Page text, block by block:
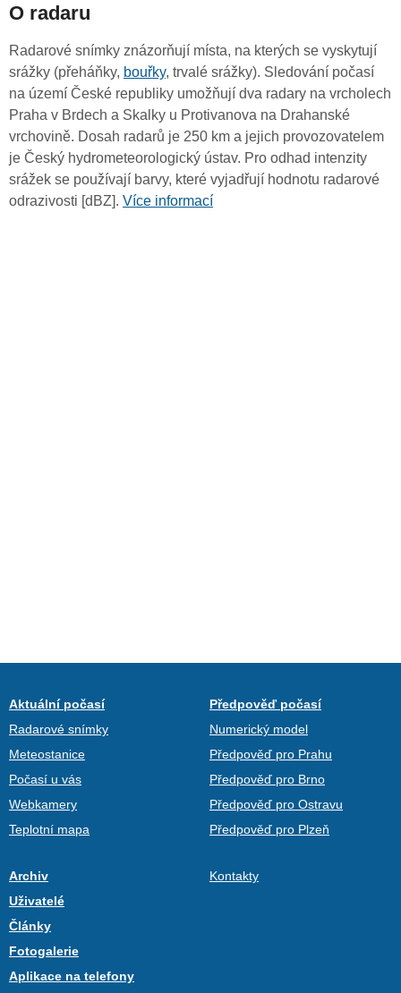
O radaru
Radarové snímky znázorňují místa, na kterých se vyskytují
srážky (přeháňky, bouřky, trvalé srážky). Sledování počasí
na území České republiky umožňují dva radary na vrcholech
Praha v Brdech a Skalky u Protivanova na Drahanské
vrchovině. Dosah radarů je 250 km a jejich provozovatelem
je Český hydrometeorologický ústav. Pro odhad intenzity
srážek se používají barvy, které vyjadřují hodnotu radarové
odrazivosti [dBZ]. Více informací
Aktuální počasí
Radarové snímky
Meteostanice
Počasí u vás
Webkamery
Teplotní mapa
Předpověď počasí
Numerický model
Předpověď pro Prahu
Předpověď pro Brno
Předpověď pro Ostravu
Předpověď pro Plzeň
Archiv
Uživatelé
Články
Fotogalerie
Aplikace na telefony
Kontakty